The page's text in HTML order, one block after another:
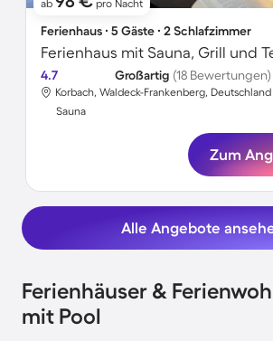
ab pro Nacht
Ferienhaus ∙ 5 Gäste ∙ 2 Schlafzimmer
Ferienhaus mit Sauna, Grill und
4.7 Großartig (18 Bewertungen)
Korbach, Waldeck-Frankenberg, Deutschland
Sauna
Zum
Alle Angebote
Ferienhäuser &
mit Pool